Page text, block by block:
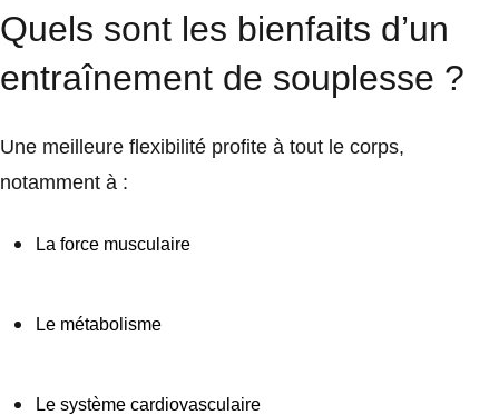
Quels sont les bienfaits d’un
entraînement de souplesse ?
Une meilleure flexibilité profite à tout le corps,
notamment à :
La force musculaire
Le métabolisme
Le système cardiovasculaire